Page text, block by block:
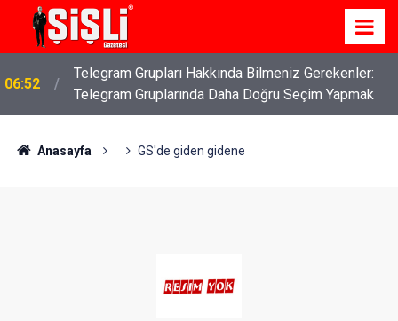
06:52
Telegram Grupları Hakkında Bilmeniz Gerekenler:
Telegram Gruplarında Daha Doğru Seçim Yapmak
Anasayfa GS'de giden gidene